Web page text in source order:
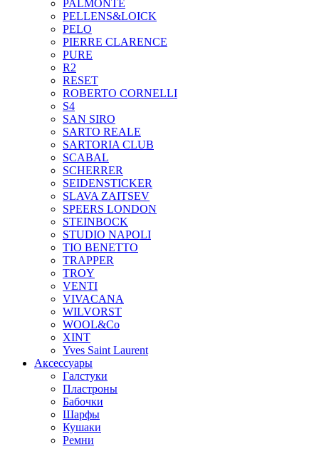
PALMONTE
PELLENS&LOICK
PELO
PIERRE CLARENCE
PURE
R2
RESET
ROBERTO CORNELLI
S4
SAN SIRO
SARTO REALE
SARTORIA CLUB
SCABAL
SCHERRER
SEIDENSTICKER
SLAVA ZAITSEV
SPEERS LONDON
STEINBOCK
STUDIO NAPOLI
TIO BENETTO
TRAPPER
TROY
VENTI
VIVACANA
WILVORST
WOOL&Co
XINT
Yves Saint Laurent
Аксессуары
Галстуки
Пластроны
Бабочки
Шарфы
Кушаки
Ремни